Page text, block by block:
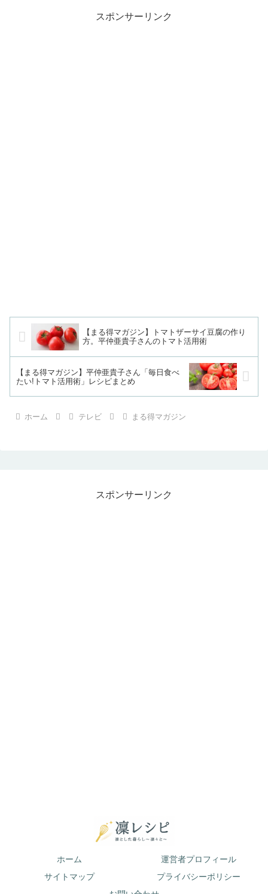
スポンサーリンク
【まる得マガジン】トマトザーサイ豆腐の作り
方。平仲亜貴子さんのトマト活用術
【まる得マガジン】平仲亜貴子さん「毎日食べ
たい!トマト活用術」レシピまとめ
ホーム テレビ まる得マガジン
スポンサーリンク
ホーム
運営者プロフィール
サイトマップ
プライバシーポリシー